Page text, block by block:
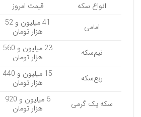
انواع سکه قیمت امروز
امامی
41 میلیون و 52
هزار تومان
نیم‌سکه
23 میلیون و 560
هزار تومان
ربع‌سکه
15 میلیون و 440
هزار تومان
سکه یک گرمی
6 میلیون و 920
هزار تومان